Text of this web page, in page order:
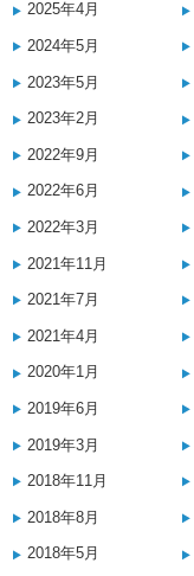
2025年4月
2024年5月
2023年5月
2023年2月
2022年9月
2022年6月
2022年3月
2021年11月
2021年7月
2021年4月
2020年1月
2019年6月
2019年3月
2018年11月
2018年8月
2018年5月